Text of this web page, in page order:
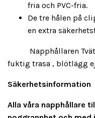
fria och PVC-fria.
De tre hålen på
en extra
Napphållaren
fuktig trasa , blötlägg
Säkerhetsinformation
Alla våra napphållare